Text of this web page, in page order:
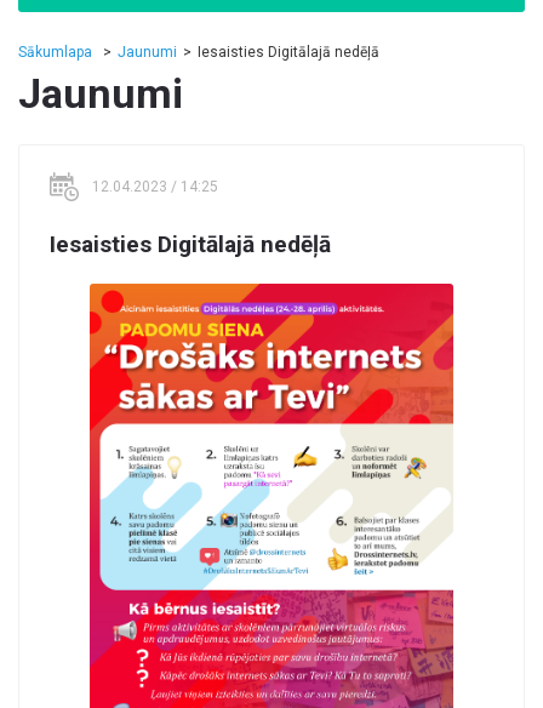
Sākumlapa Jaunumi Iesaisties Digitālajā nedēļā
Jaunumi
12.04.2023 / 14:25
Iesaisties Digitālajā nedēļā